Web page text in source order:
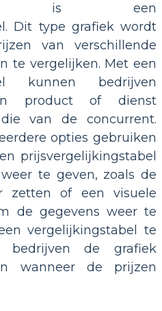
is een
Dit type grafiek wordt
van verschillende
te vergelijken. Met een
kunnen bedrijven
product of dienst
van de concurrent.
opties gebruiken
prijsvergelijkingstabel
te geven, zoals de
zetten of een visuele
de gegevens weer te
vergelijkingstabel te
bedrijven de grafiek
wanneer de prijzen